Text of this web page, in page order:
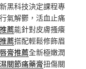
黑科技決定課程專
氣解鬱，活血止痛
薦能針對皮膚搔癢
薦搭配輕鬆修飾眉
唇膏推薦全新極嫩潤
關節痛藥膏扭傷關